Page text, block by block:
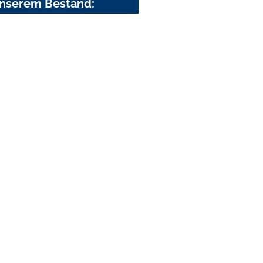
Bestand: